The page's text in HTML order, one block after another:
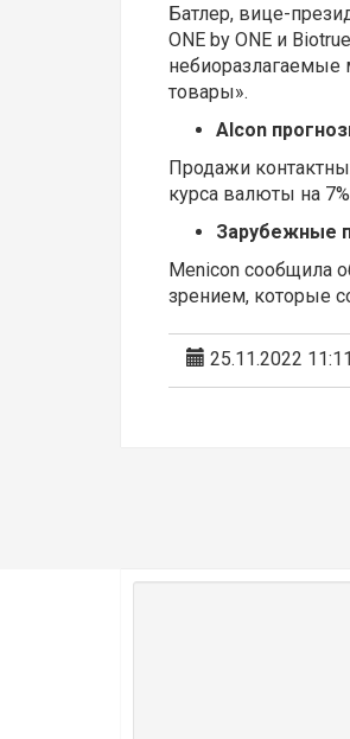
Батлер, вице-
ONE by ONE и
небиоразлагаемые
товары».
Alcon
Продажи
курса валюты на
Зарубежные
Menicon сообщила
зрением, которые
25.11.2022 11:11